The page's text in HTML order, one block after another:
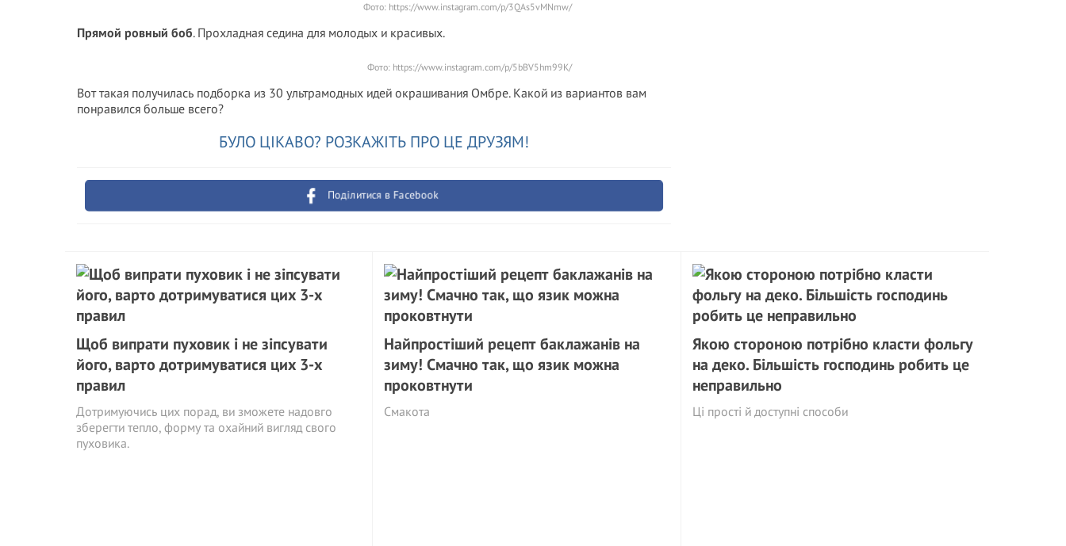
Фото: https://www.instagram.com/p/3QAs5vMNmw/
Прямой ровный боб. Прохладная седина для молодых и красивых.
Фото: https://www.instagram.com/p/5bBV5hm99K/
Вот такая получилась подборка из 30 ультрамодных идей окрашивания Омбре. Какой из вариантов вам
понравился больше всего?
БУЛО ЦІКАВО? РОЗКАЖІТЬ ПРО ЦЕ ДРУЗЯМ!
Поділитися в Facebook
Щоб випрати пуховик і не зіпсувати
його, варто дотримуватися цих 3-х
правил
Дотримуючись цих порад, ви зможете надовго
зберегти тепло, форму та охайний вигляд свого
пуховика.
Найпростіший рецепт баклажанів на
зиму! Смачно так, що язик можна
проковтнути
Смакота
Якою стороною потрібно класти фольгу
на деко. Більшість господинь робить це
неправильно
Ці прості й доступні способи